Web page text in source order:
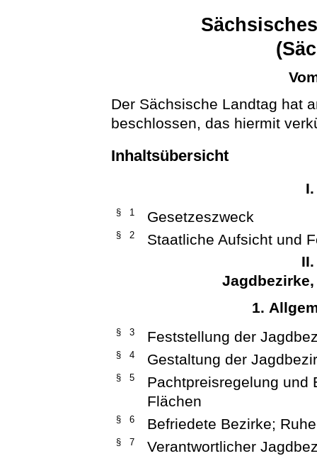
Der Sächsische Landtag hat
beschlossen, das hiermit
Inhaltsübersicht
§ 1 Gesetzeszweck
§ 2
Staatliche Aufsicht und
1.
§ 3 Feststellung der
§ 4 Gestaltung der
§ 5
Pachtpreisregelung und
Flächen
§ 6 Befriedete Bezirke;
§ 7
Verantwortlicher